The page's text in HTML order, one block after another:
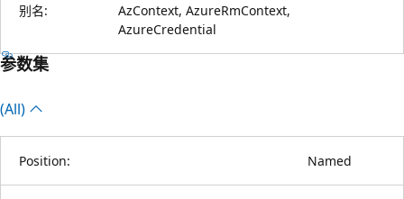
别名:
AzContext, AzureRmContext,
AzureCredential
参数集
(All)
Position: Named